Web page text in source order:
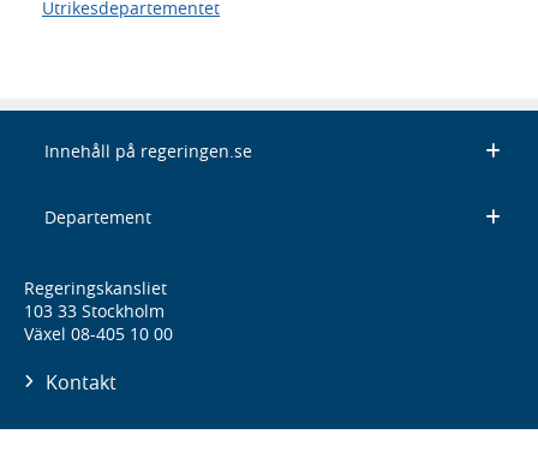
Utrikesdepartementet
Innehåll på regeringen.se
Departement
Regeringskansliet
103 33 Stockholm
Växel 08-405 10 00
Kontakt